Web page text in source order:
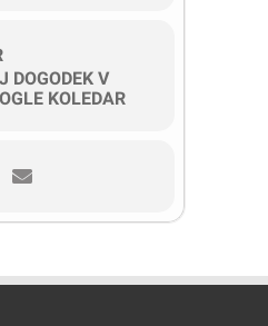
DOGODEK V
KOLEDAR